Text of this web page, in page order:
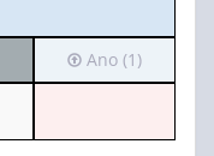
Irá
para
Ano (1)